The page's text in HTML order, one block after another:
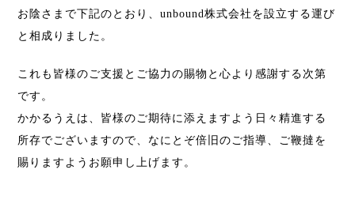
お陰さまで下記のとおり、unbound株式会社を設立する運び
と相成りました。
これも皆様のご支援とご協力の賜物と心より感謝する次第
です。
かかるうえは、皆様のご期待に添えますよう日々精進する
所存でございますので、なにとぞ倍旧のご指導、ご鞭撻を
賜りますようお願申し上げます。